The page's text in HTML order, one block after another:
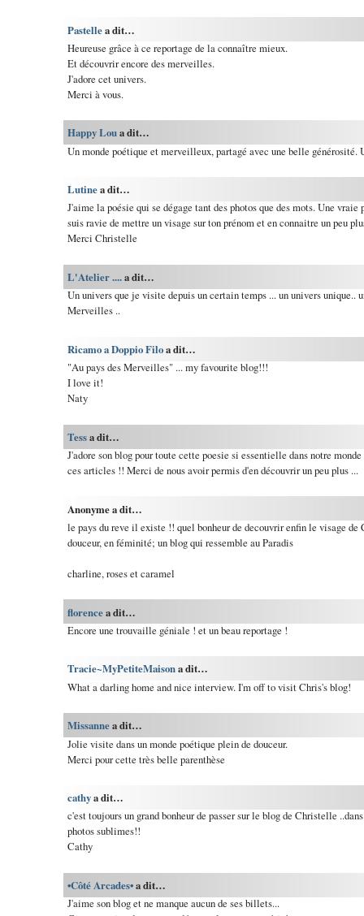
Pastellea dit…
Heureuse grâce à ce reportage de la connaître mieux.
Et découvrir encore des merveilles.
J'adore cet univers.
Merci à vous.
Happy Loua dit…
Un monde poétique et merveilleux, partagé avec une belle
Lutinea dit…
J'aime la poésie qui se dégage tant des photos que des mots. Une
suis ravie de mettre un visage sur ton prénom et en connaitre un peu
Merci Christelle
L'Atelier ....a dit…
Un univers que je visite depuis un certain temps ... un univers unique..
Merveilles ..
Ricamo a Doppio Filoa dit…
"Au pays des Merveilles" ... my favourite blog!!!
I love it!
Naty
Tessa dit…
J'adore son blog pour toute cette poesie si essentielle dans notre
ces articles !! Merci de nous avoir permis d'en découvrir un peu plus ...
Anonyme a dit…
le pays du reve il existe !! quel bonheur de decouvrir enfin le visage de
douceur, en féminité; un blog qui ressemble au Paradis
charline, roses et caramel
florencea dit…
Encore une trouvaille géniale ! et un beau reportage !
Tracie~MyPetiteMaisona dit…
What a darling home and nice interview. I'm off to visit Chris's blog!
Missannea dit…
Jolie visite dans un monde poétique plein de douceur.
Merci pour cette très belle parenthèse
cathya dit…
c'est toujours un grand bonheur de passer sur le blog de Christelle
photos sublimes!!
Cathy
•Côté Arcades•a dit…
J'aime son blog et ne manque aucun de ses billets...